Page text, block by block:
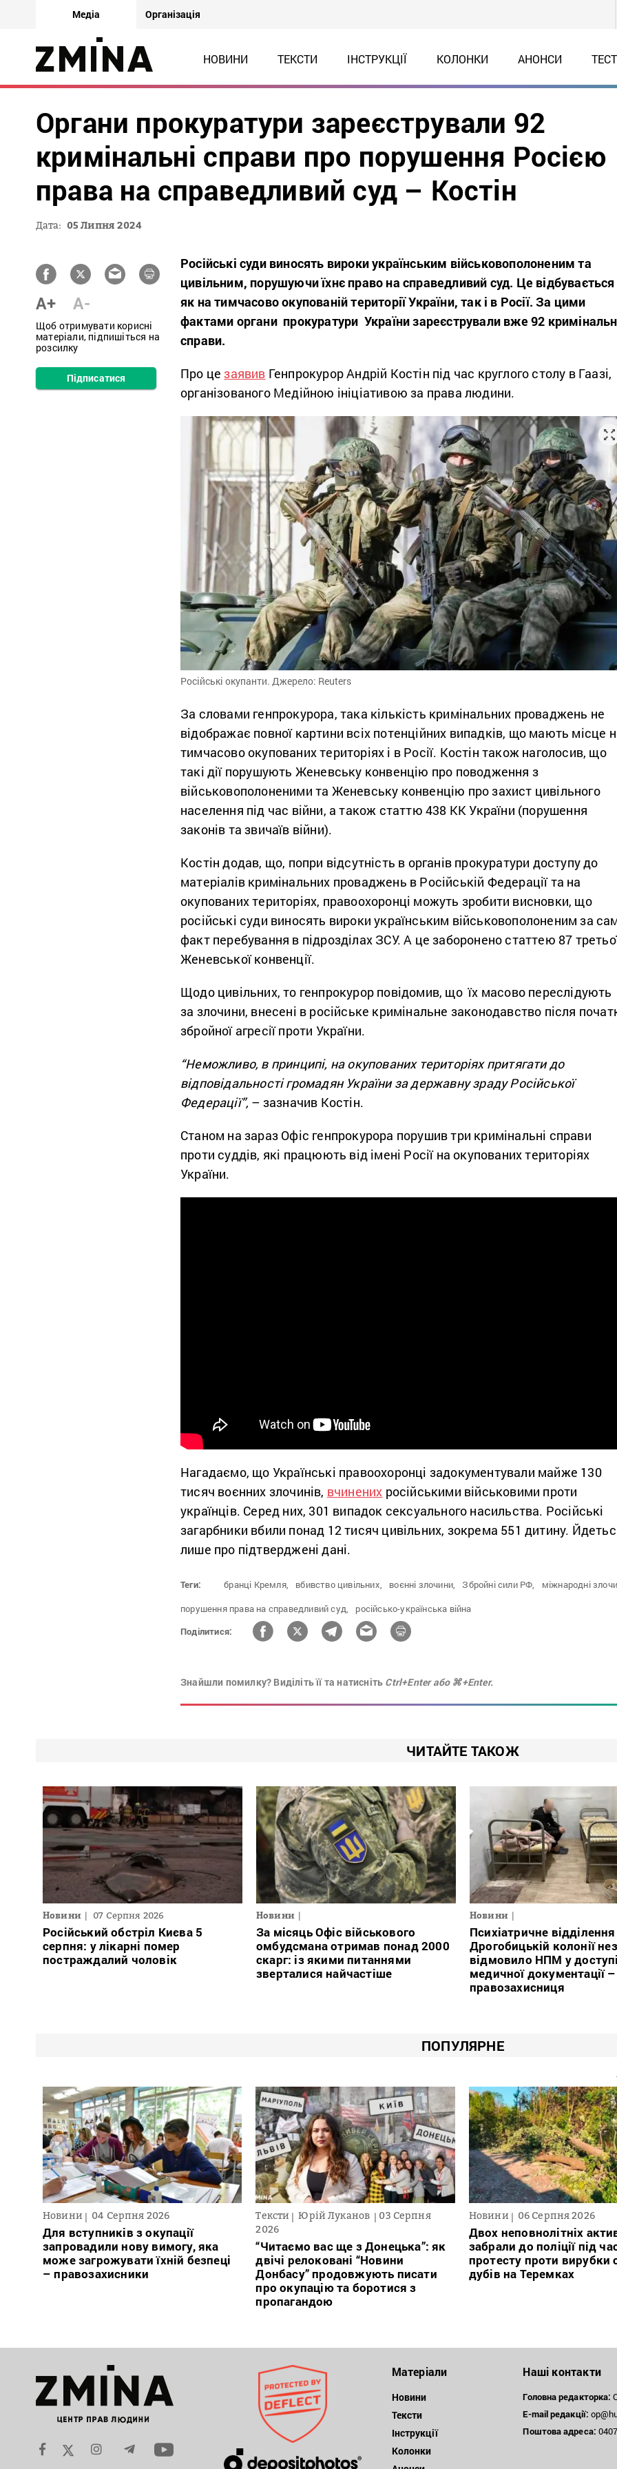
Медіа Організація
НОВИНИ ТЕКСТИ ІНСТРУКЦІЇ КОЛОНКИ АНОНСИ
Органи прокуратури зареєстрували 92
кримінальні справи про порушення Росією
права на справедливий суд – Костін
Дата: 05 Липня 2024
A+ A-
Щоб отримувати корисні
матеріали, підпишіться на
розсилку
Підписатися
Російські суди виносять вироки українським військовополоненим та
цивільним, порушуючи їхнє право на справедливий суд. Це відбувається
як на тимчасово окупованій території України, так і в Росії. За цими
фактами органи прокуратури України зареєстрували вже 92
справи.
Про цезаявив Генпрокурор Андрій Костін під час круглого столу в Гаазі,
організованого Медійною ініціативою за права людини.
Російські окупанти. Джерело: Reuters
За словами генпрокурора, така кількість кримінальних проваджень не
відображає повної картини всіх потенційних випадків, що мають місце
тимчасово окупованих територіях і в Росії. Костін також наголосив, що
такі дії порушують Женевську конвенцію про поводження з
військовополоненими та Женевську конвенцію про захист цивільного
населення під час війни, а також статтю 438 КК України (порушення
законів та звичаїв війни).
Костін додав, що, попри відсутність в органів прокуратури доступу до
матеріалів кримінальних проваджень в Російській Федерації та на
окупованих територіях, правоохоронці можуть зробити висновки, що
російські суди виносять вироки українським військовополоненим за
факт перебування в підрозділах ЗСУ. А це заборонено статтею 87
Женевської конвенції.
Щодо цивільних, то генпрокурор повідомив, що їх масово переслідують
за злочини, внесені в російське кримінальне законодавство після
збройної агресії проти України.
“Неможливо, в принципі, на окупованих територіях притягати до
відповідальності громадян України за державну зраду Російської
Федерації”, – зазначив Костін.
Станом на зараз Офіс генпрокурора порушив три кримінальні справи
проти суддів, які працюють від імені Росії на окупованих територіях
України.
Нагадаємо, що Українські правоохоронці задокументували майже 130
тисяч воєнних злочинів, вчинених російськими військовими проти
українців. Серед них, 301 випадок сексуального насильства. Російські
загарбники вбили понад 12 тисяч цивільних, зокрема 551 дитину.
лише про підтверджені дані.
Теги: бранці Кремля, вбивство цивільних, воєнні злочини, Збройні сили РФ,
міжнародні
порушення права на справедливий суд,
російсько-українська війна
Поділитися:
Знайшли помилку? Виділіть її та натисніть Ctrl+Enter або ⌘+Enter.
ЧИТАЙТЕ ТАКОЖ
Новини 07 Серпня 2026
Російський обстріл Києва 5
серпня: у лікарні помер
постраждалий чоловік
Новини
За місяць Офіс військового
омбудсмана отримав понад 2000
скарг: із якими питаннями
зверталися найчастіше
Новини
Психіатричне
Дрогобицькій колонії
відмовило НПМ у
медичної документації –
правозахисниця
ПОПУЛЯРНЕ
Новини 04 Серпня 2026
Для вступників з окупації
запровадили нову вимогу, яка
може загрожувати їхній безпеці
– правозахисники
Тексти Юрій Луканов
03 Серпня
2026
“Читаємо вас ще з Донецька”: як
двічі релоковані “Новини
Донбасу” продовжують писати
про окупацію та боротися з
пропагандою
Новини 06 Серпня 2026
Двох неповнолітніх
забрали до поліції під
протесту проти вирубки
дубів на Теремках
Матеріали
Новини
Тексти
Інструкції
Колонки
Наші контакти
Головна редакторка:
E-mail редакції:
Поштоваадреса: